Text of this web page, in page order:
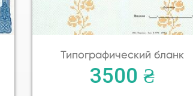
Типографический бланк
3500 ₴